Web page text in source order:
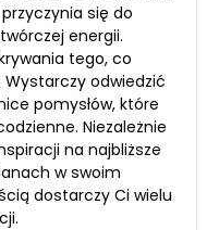
się do
energii.
tego, co
odwiedzić
pomysłów, które
Niezależnie
na najbliższe
w swoim
dostarczy Ci wielu